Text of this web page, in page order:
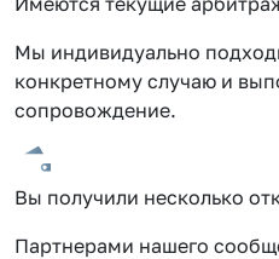
Мы индивидуально
конкретному случаю и
сопровождение.
Вы получили несколько
Партнерами нашего